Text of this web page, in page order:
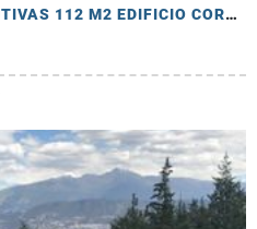
ARRIENDO OFICINAS EJECUTIVAS 112 M2 EDIFICIO CORPORATIVO